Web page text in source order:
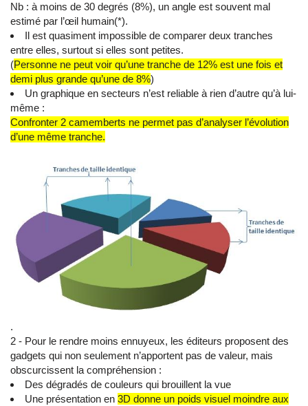
Nb : à moins de 30 degrés (8%), un angle est souvent mal
estimé par l’œil humain(*).
Il est quasiment impossible de comparer deux tranches
entre elles, surtout si elles sont petites.
(Personne ne peut voir qu’une tranche de 12% est une fois et
demi plus grande qu’une de 8%)
Un graphique en secteurs n’est reliable à rien d’autre qu’à lui-
même :
Confronter 2 camemberts ne permet pas d’analyser l’évolution
d’une même tranche.
.
2 - Pour le rendre moins ennuyeux, les éditeurs proposent des
gadgets qui non seulement n’apportent pas de valeur, mais
obscurcissent la compréhension :
Des dégradés de couleurs qui brouillent la vue
Une présentation en 3D donne un poids visuel moindre aux